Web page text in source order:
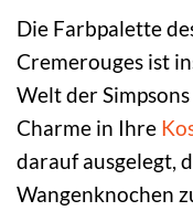
Die Farbpalette
Cremerouges ist
Welt der
Charme in Ihre
darauf ausgelegt,
Wangenknochen